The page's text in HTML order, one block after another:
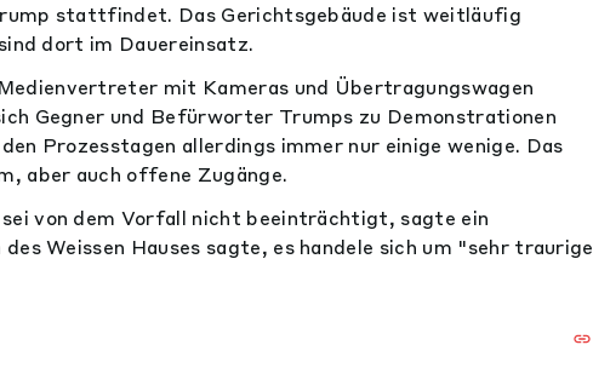
stattfindet. Das Gerichtsgebäude ist weitläufig
dort im Dauereinsatz.
mit Kameras und Übertragungswagen
Gegner und Befürworter Trumps zu Demonstrationen
Prozesstagen allerdings immer nur einige wenige. Das
aber auch offene Zugänge.
von dem Vorfall nicht beeinträchtigt, sagte ein
Weissen Hauses sagte, es handele sich um "sehr traurige